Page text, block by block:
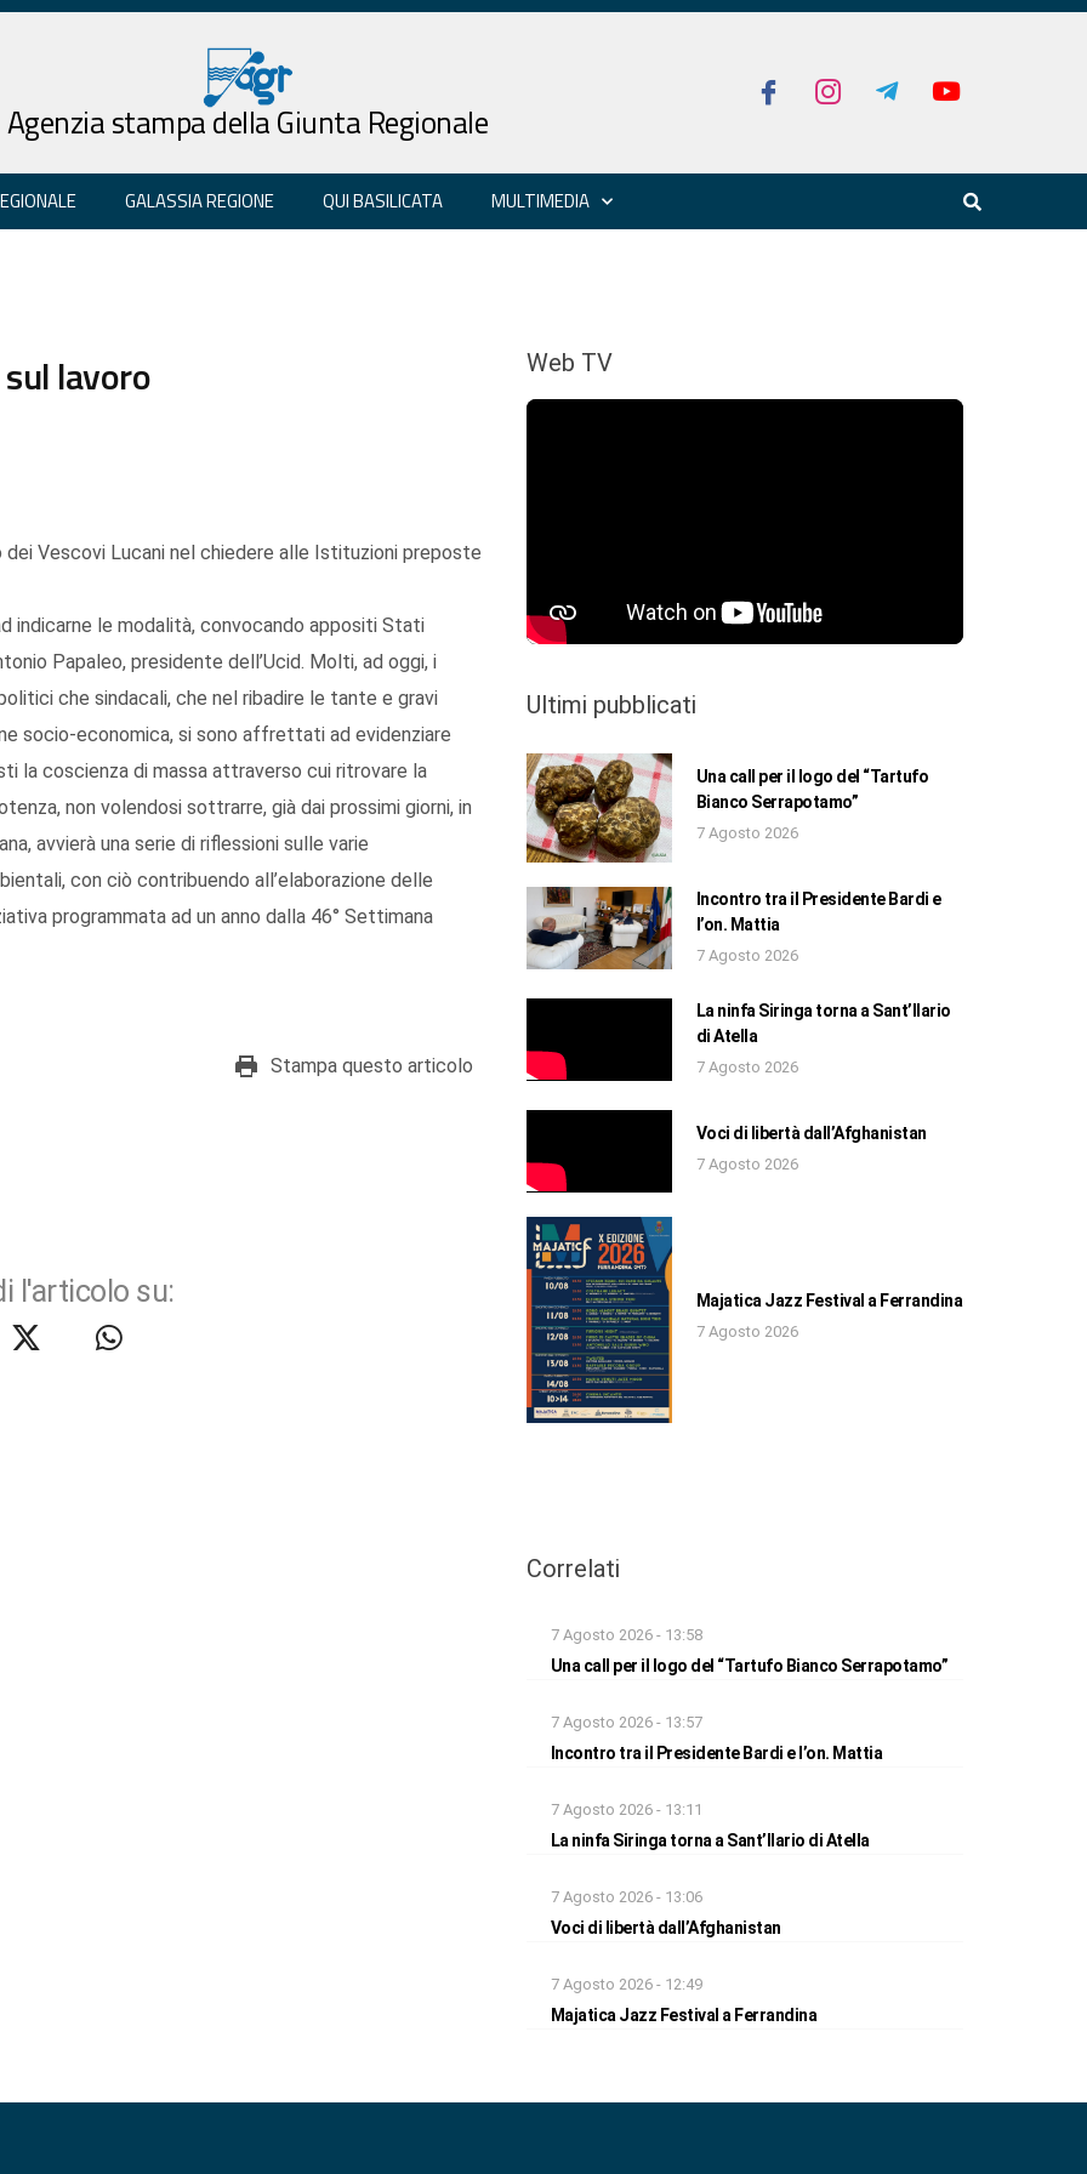
Agenzia stampa della Giunta Regionale
GALASSIA REGIONE QUI BASILICATA MULTIMEDIA
lavoro
Vescovi Lucani nel chiedere alle Istituzioni preposte
indicarne le modalità, convocando appositi Stati
Papaleo, presidente dell’Ucid. Molti, ad oggi, i
che sindacali, che nel ribadire le tante e gravi
socio-economica, si sono affrettati ad evidenziare
la coscienza di massa attraverso cui ritrovare la
non volendosi sottrarre, già dai prossimi giorni, in
avvierà una serie di riflessioni sulle varie
con ciò contribuendo all’elaborazione delle
programmata ad un anno dalla 46° Settimana
Stampa questo articolo
l'articolo su:
Web TV
Ultimi pubblicati
Una call per il logo del “Tartufo
Bianco Serrapotamo”
7 Agosto 2026
Incontro tra il Presidente Bardi e
l’on. Mattia
7 Agosto 2026
La ninfa Siringa torna a Sant’Ilario
di Atella
7 Agosto 2026
Voci di libertà dall’Afghanistan
7 Agosto 2026
Majatica Jazz Festival a Ferrandina
7 Agosto 2026
Correlati
7 Agosto 2026 - 13:58
Una call per il logo del “Tartufo Bianco Serrapotamo”
7 Agosto 2026 - 13:57
Incontro tra il Presidente Bardi e l’on. Mattia
7 Agosto 2026 - 13:11
La ninfa Siringa torna a Sant’Ilario di Atella
7 Agosto 2026 - 13:06
Voci di libertà dall’Afghanistan
7 Agosto 2026 - 12:49
Majatica Jazz Festival a Ferrandina